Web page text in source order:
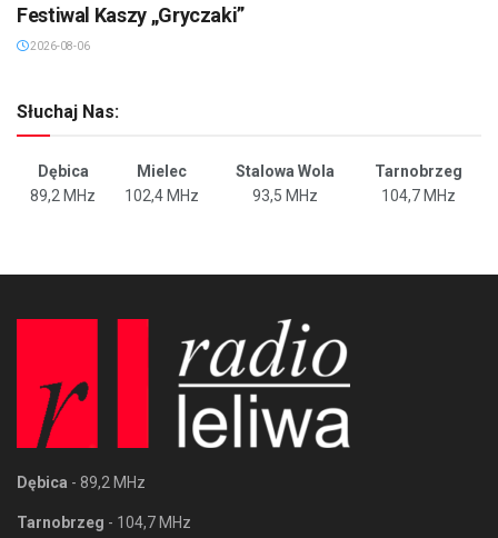
Festiwal Kaszy „Gryczaki”
2026-08-06
Słuchaj Nas:
Dębica Mielec Stalowa Wola
Tarnobrzeg
89,2 MHz
102,4 MHz 93,5 MHz 104,7 MHz
Dębica - 89,2 MHz
Tarnobrzeg - 104,7 MHz